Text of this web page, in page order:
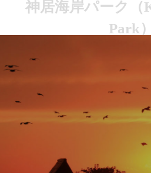
神居海岸パーク（
Park）